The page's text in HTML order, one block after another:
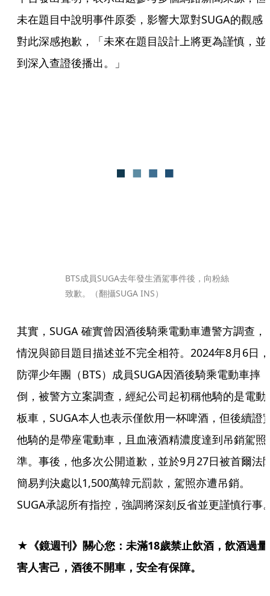
未在題目中說明事件原委，影響大眾對SUGA的觀感
對此深感抱歉，「未來在題目設計上將更為謹慎，並
到深入查證後播出。」
BTS成員SUGA去年發生酒駕事件後，向粉絲
致歉。（翻攝SUGA INS）
其實，SUGA 確實曾因酒後騎乘電動車遭警方調查，
情況與節目題目描述並不完全相符。2024年8月6日，
防彈少年團（BTS）成員SUGA因酒後騎乘電動車摔
倒，被警方立案調查，經紀公司起初稱他騎的是電動
板車，SUGA本人也表示僅飲用一杯啤酒，但後續證
他騎的是帶座電動車，且血液酒精濃度達到吊銷駕照
準。事後，他多次公開道歉，並於9月27日被首爾法
簡易判決處以1,500萬韓元罰款，駕照亦遭吊銷。
SUGA承認所有指控，強調將深刻反省並更謹慎行事
★《鏡週刊》關心您：未滿18歲禁止飲酒，飲酒過量
害人害己，酒後不開車，安全有保障。